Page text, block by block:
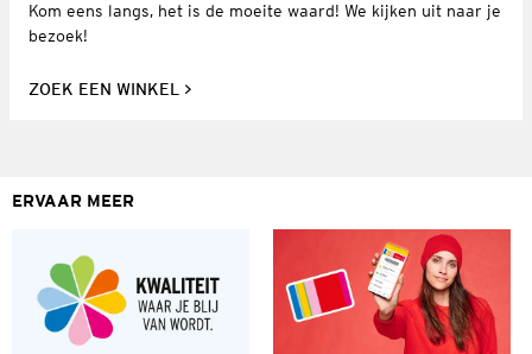
Kom eens langs, het is de moeite waard! We kijken uit naar je
bezoek!
ZOEK EEN WINKEL
ERVAAR MEER